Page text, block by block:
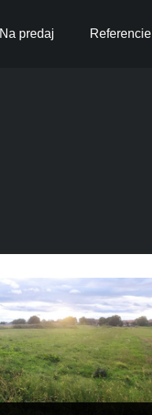
Na predaj Referencie